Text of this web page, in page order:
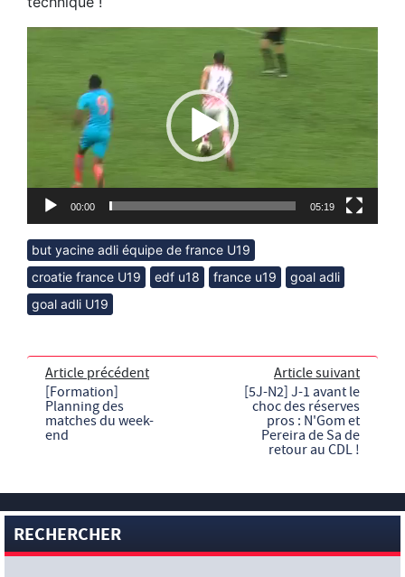
00:00 05:19
but yacine adli équipe de france U19
croatie france U19
edf u18 france u19
goal adli
goal adli U19
Article précédent
[Formation]
Planning des
matches du week-
end
Article suivant
[5J-N2] J-1 avant le
choc des réserves
pros : N'Gom et
Pereira de Sa de
retour au CDL !
RECHERCHER